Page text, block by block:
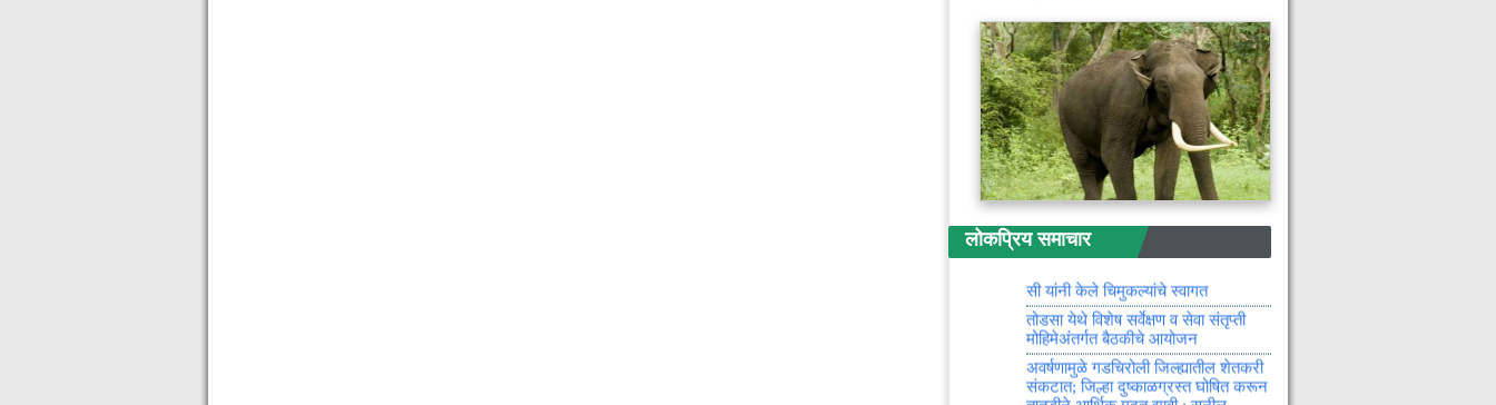
लोकप्रिय समाचार
लाभ
सिंदेवाही मार्गावर अपघात : २ जागीच ठार
तर १ गंभीर जखमी
आंघोळीसाठी काढून ठेवलेले गरम पाणी
अंगावर सांडल्याने दहा महिन्याच्या
चिमुकलीचा मृत्यू
११ डिसेंबरला पंतप्रधान नरेंद्र मोदी
महाराष्ट्र दौऱ्यावर
आमदार डॉ. मिलिंद नरोटे यांचे प्रयत्नाने
35 वर्षाअखेर गोटूल भूमी जागे चा प्रश्न
मार्गी
खासदार अमर काळे, जिल्हाधिकारी वान्मथी
सी यांनी केले चिमुकल्यांचे स्वागत
तोडसा येथे विशेष सर्वेक्षण व सेवा संतृप्ती
मोहिमेअंतर्गत बैठकीचे आयोजन
अवर्षणामुळे गडचिरोली जिल्ह्यातील शेतकरी